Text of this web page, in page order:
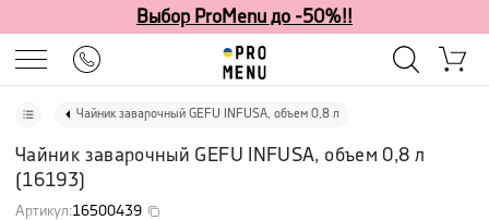
Выбор ProMenu до -50%!!
Чайник заварочный GEFU INFUSA, объем 0,8 л
Чайник заварочный GEFU INFUSA, объем 0,8 л
(16193)
Артикул:16500439